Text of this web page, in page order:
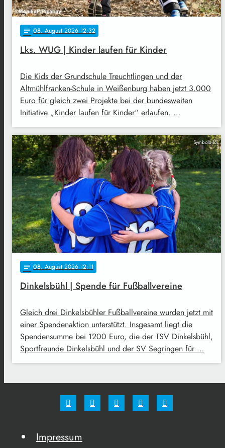
notes 08. August 2026 12:32
Lks. WUG | Kinder laufen für Kinder
Die Kids der Grundschule Treuchtlingen und der
Altmühlfranken-Schule in Weißenburg haben jetzt 3.000
Euro für gleich zwei Projekte bei der bundesweiten
Initiative „Kinder laufen für Kinder“ erlaufen. …
Symbolbild
notes 08. August 2026 12:11
Dinkelsbühl | Spende für Fußballvereine
Gleich drei Dinkelsbühler Fußballvereine wurden jetzt mit
einer Spendenaktion unterstützt. Insgesamt liegt die
Spendensumme bei 1200 Euro, die der TSV Dinkelsbühl,
Sportfreunde Dinkelsbühl und der SV Segringen für …
Impressum